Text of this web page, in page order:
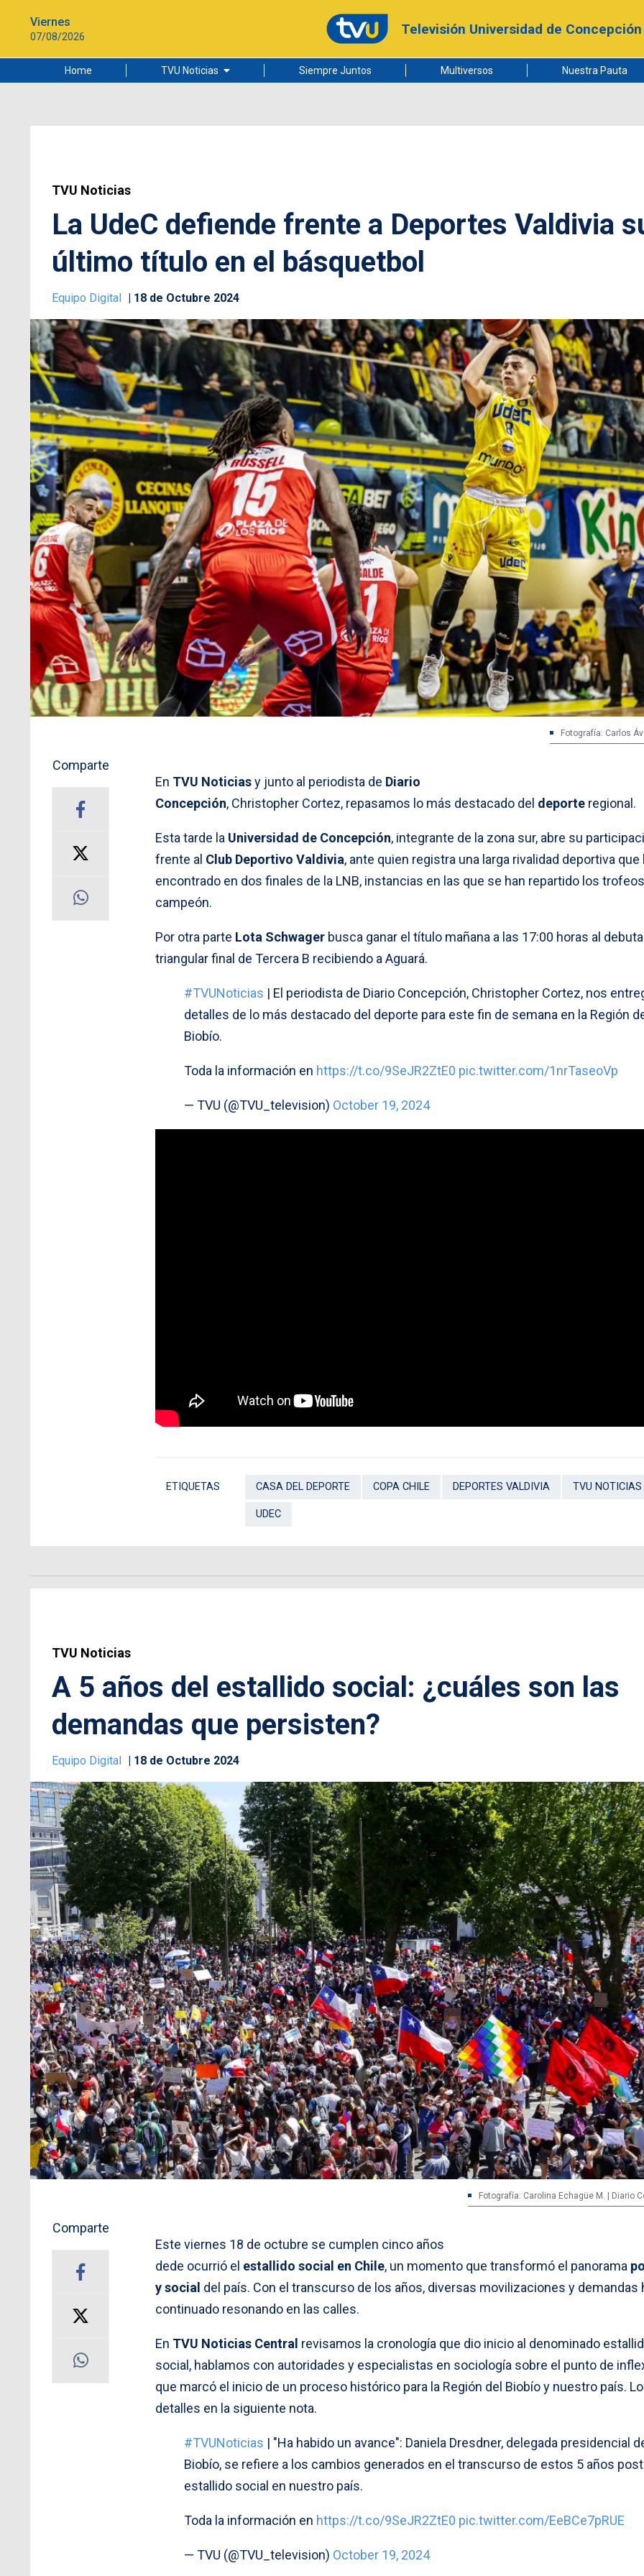
Viernes
07/08/2026 Televisión Universidad de Concepción
Home TVU Noticias
Ciudad
Siempre Juntos Multiversos Nuestra Pauta
TVU Noticias
La UdeC defiende frente a Deportes Valdivia
último título en el básquetbol
Equipo Digital 18 de Octubre 2024
Fotografía: Carlos
Comparte
En TVU Noticiasy junto al periodista de Diario
Concepción, Christopher Cortez, repasamos lo más destacado del deporte regional.
Esta tarde la Universidad de Concepción, integrante de la zona sur, abre su
frente al Club Deportivo Valdivia, ante quien registra una larga rivalidad deportiva que
encontrado en dos finales de la LNB, instancias en las que se han repartido los
campeón.
Por otra parte Lota Schwager busca ganar el título mañana a las 17:00 horas al
triangular final de Tercera B recibiendo a Aguará.
#TVUNoticias | El periodista de Diario Concepción, Christopher Cortez, nos
detalles de lo más destacado del deporte para este fin de semana en la Región
Biobío.
Toda la información en https://t.co/9SeJR2ZtE0 pic.twitter.com/1nrTaseoVp
— TVU (@TVU_television) October 19, 2024
ETIQUETAS CASA DEL DEPORTE COPA CHILE DEPORTES VALDIVIA TVU NOTICIAS
UDEC
TVU Noticias
A 5 años del estallido social: ¿cuáles son las
demandas que persisten?
Equipo Digital 18 de Octubre 2024
Fotografía: Carolina Echagüe M. | Diario
Comparte
Este viernes 18 de octubre se cumplen cinco años
dede ocurrió el estallido social en Chile, un momento que transformó el panorama
y social del país. Con el transcurso de los años, diversas movilizaciones y demandas
continuado resonando en las calles.
En TVU Noticias Central revisamos la cronología que dio inicio al denominado
social, hablamos con autoridades y especialistas en sociología sobre el punto de
que marcó el inicio de un proceso histórico para la Región del Biobío y nuestro país.
detalles en la siguiente nota.
#TVUNoticias | "Ha habido un avance": Daniela Dresdner, delegada presidencial
Biobío, se refiere a los cambios generados en el transcurso de estos 5 años post
estallido social en nuestro país.
Toda la información en https://t.co/9SeJR2ZtE0 pic.twitter.com/EeBCe7pRUE
— TVU (@TVU_television) October 19, 2024